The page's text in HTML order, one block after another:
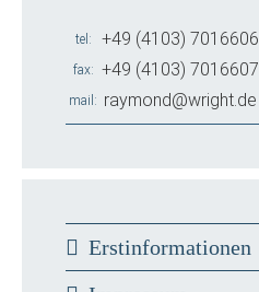
tel +49 (4103) 7016606
fax +49 (4103) 7016607
mail raymond@wright.de
Erstinformationen